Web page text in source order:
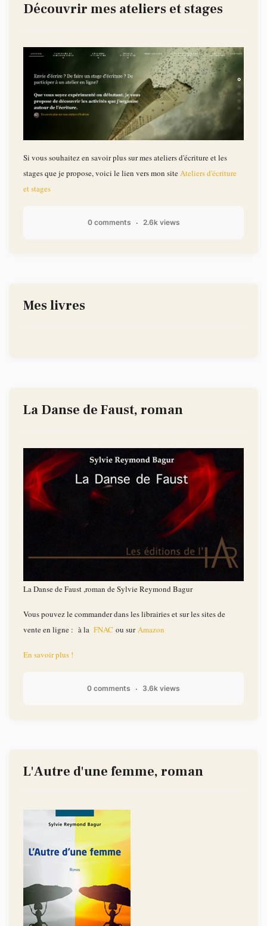
Découvrir mes ateliers et stages
Si vous souhaitez en savoir plus sur mes ateliers d'écriture et les
stages que je propose, voici le lien vers mon siteAteliers d'écriture
et stages
0 comments 2.6k views
Mes livres
La Danse de Faust, roman
La Danse de Faust ,roman de Sylvie Reymond Bagur
Vous pouvez le commander dans les librairies et sur les sites de
vente en ligne : à la FNAC ou surAmazon
En savoir plus !
0 comments 3.6k views
L'Autre d'une femme, roman